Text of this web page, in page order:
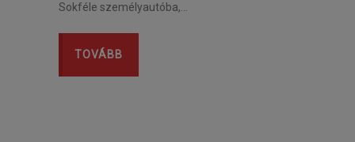
Sokféle személyautóba,…
TOVÁBB